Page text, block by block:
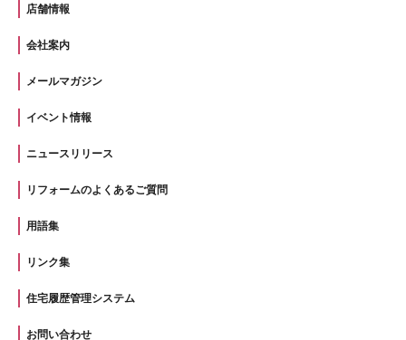
店舗情報
会社案内
メールマガジン
イベント情報
ニュースリリース
リフォームのよくあるご質問
用語集
リンク集
住宅履歴管理システム
お問い合わせ